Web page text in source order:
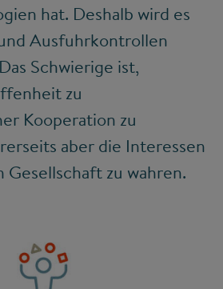
hat. Deshalb wird es
Ausfuhrkontrollen
Schwierige ist,
zu
Kooperation zu
aber die Interessen
zu wahren.